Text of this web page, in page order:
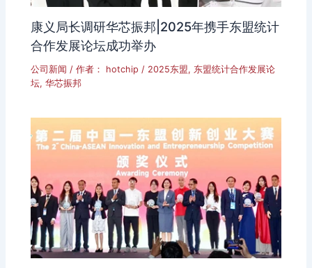
康义局长调研华芯振邦|2025年携手东盟统计
合作发展论坛成功举办
公司新闻 / 作者： hotchip / 2025东盟, 东盟统计合作发展论
坛,华芯振邦